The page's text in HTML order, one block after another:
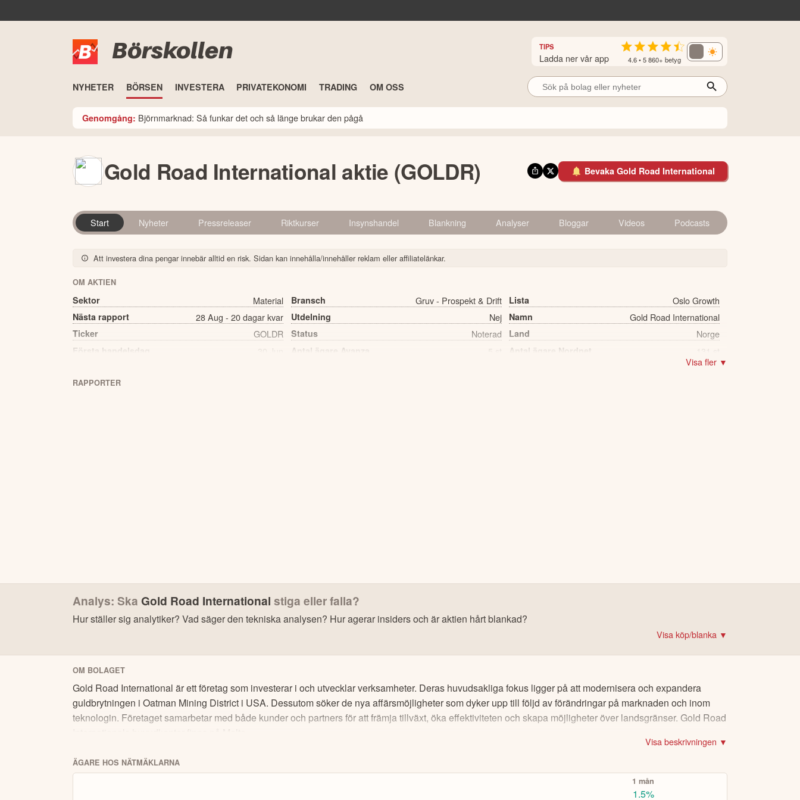
Börskollen TIPS
Ladda ner vår app 4.6 • 5 860+ betyg
NYHETER BÖRSEN INVESTERA PRIVATEKONOMI TRADING OM OSS
Genomgång: Björnmarknad: Så funkar det och så länge brukar den pågå
Gold Road International aktie (GOLDR) Bevaka Gold Road International
Start Nyheter Pressreleaser Riktkurser Insynshandel Blankning Analyser Bloggar Videos Podcasts
Att investera dina pengar innebär alltid en risk. Sidan kan innehålla/innehåller reklam eller affiliatelänkar.
OM AKTIEN
Sektor Material Bransch Gruv - Prospekt & Drift Lista Oslo Growth
Nästa rapport 28 Aug - 20 dagar kvar Utdelning Nej Namn Gold Road International
Ticker GOLDR Status Noterad Land Norge
Första handelsdag 30 Jun Antal ägare Avanza 5 st Antal ägare Nordnet
Visa fler ▼
RAPPORTER
Analys: Ska Gold Road International stiga eller falla?
Hur ställer sig analytiker? Vad säger den tekniska analysen? Hur agerar insiders och är aktien hårt blankad?
10 000+ olika marknader samlade – aktier, ETF:er & krypto
CopyTrader™ –
kopiera portföljen för toppinvesterare
För- & efterhandel på utvalda börser – ligg steget före
Handla riktig krypto – över 100 olika att välja på
Köp eller blanka Gold Road International
Visa köp/blanka ▼
OM BOLAGET
Gold Road International är ett företag som investerar i och utvecklar verksamheter. Deras huvudsakliga fokus ligger på att modernisera och expandera
guldbrytningen i Oatman Mining District i USA. Dessutom söker de nya affärsmöjligheter som dyker upp till följd av förändringar på marknaden och inom
teknologin. Företaget samarbetar med både kunder och partners för att främja tillväxt, öka effektiviteten och skapa möjligheter över landsgränser. Gold Road
Visa beskrivningen ▼
ÄGARE HOS NÄTMÄKLARNA
1 mån
1.5%